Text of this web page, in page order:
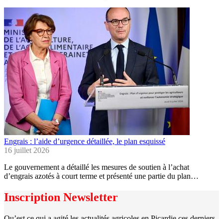
Engrais : l’aide d’urgence détaillée, le plan esquissé
16 juillet 2026
Le gouvernement a détaillé les mesures de soutien à l’achat
d’engrais azotés à court terme et présenté une partie du plan…
Inscription Newsletter